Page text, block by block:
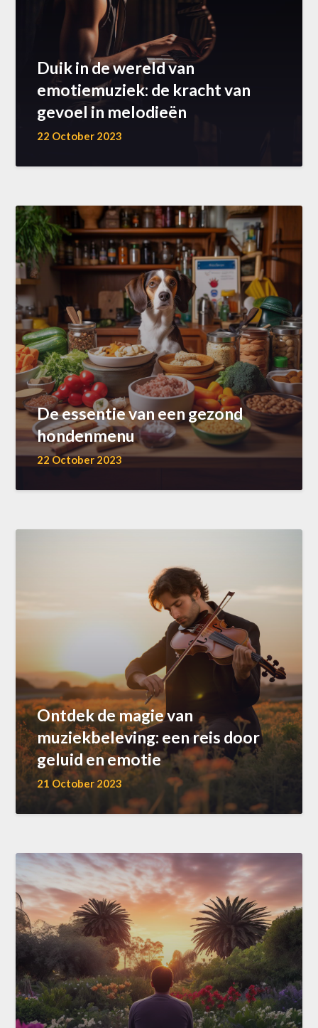
Duik in de wereld van
emotiemuziek: de kracht van
gevoel in melodieën
22 October 2023
De essentie van een gezond
hondenmenu
22 October 2023
Ontdek de magie van
muziekbeleving: een reis door
geluid en emotie
21 October 2023